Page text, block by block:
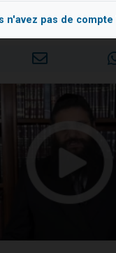
2 personnes viennent de faire un don pour
Israël-Méïr
21 Août 2019
n'avez pas de compte